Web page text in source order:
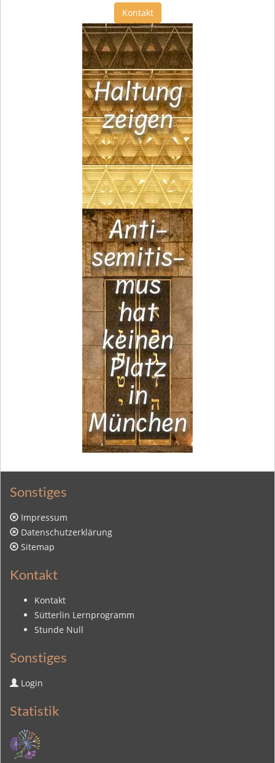
Kontakt
Sonstiges
Impressum
Datenschutzerklärung
Sitemap
Kontakt
Kontakt
Sütterlin Lernprogramm
Stunde Null
Sonstiges
Login
Statistik